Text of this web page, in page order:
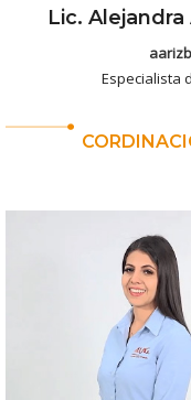
Lic.
Especialista